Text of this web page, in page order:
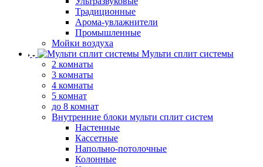
Традиционные
Арома-увлажнители
Промышленные
Мойки воздуха
Мульти сплит системы
2 комнаты
3 комнаты
4 комнаты
5 комнат
до 8 комнат
Внутренние блоки мульти сплит систем
Настенные
Кассетные
Напольно-потолочные
Колонные